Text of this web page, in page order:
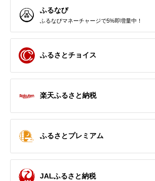
ふるなび
ふるなびマネーチャージで5%即増量中！
ふるさとチョイス
楽天ふるさと納税
ふるさとプレミアム
JALふるさと納税